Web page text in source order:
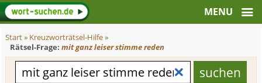
Start» Kreuzworträtsel-Hilfe»
Rätsel-Frage: mit ganz leiser stimme reden